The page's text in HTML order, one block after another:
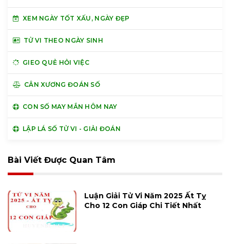
XEM NGÀY TỐT XẤU, NGÀY ĐẸP
TỬ VI THEO NGÀY SINH
GIEO QUẺ HỎI VIỆC
CÂN XƯƠNG ĐOÁN SỐ
CON SỐ MAY MẮN HÔM NAY
LẬP LÁ SỐ TỬ VI - GIẢI ĐOÁN
Bài Viết Được Quan Tâm
Luận Giải Tử Vi Năm 2025 Ất Tỵ
Cho 12 Con Giáp Chi Tiết Nhất